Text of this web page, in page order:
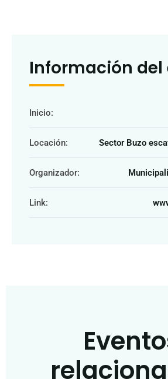
Información del
Inicio:
Locación: Sector Buzo
Organizador:
Link: